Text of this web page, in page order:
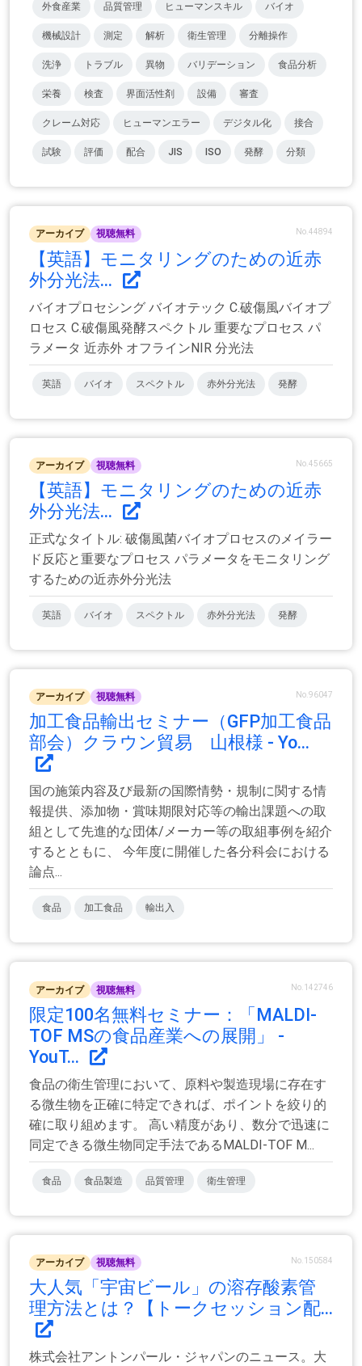
外食産業 品質管理 ヒューマンスキル バイオ
機械設計 測定 解析 衛生管理 分離操作
洗浄 トラブル 異物 バリデーション 食品分析
栄養 検査 界面活性剤 設備 審査
クレーム対応 ヒューマンエラー デジタル化 接合
試験 評価 配合 JIS ISO 発酵 分類
アーカイブ 視聴無料 No.44894
【英語】モニタリングのための近赤
外分光法...
バイオプロセシング バイオテック C.破傷風バイオプ
ロセス C.破傷風発酵スペクトル 重要なプロセス パ
ラメータ 近赤外 オフラインNIR 分光法
英語 バイオ スペクトル 赤外分光法 発酵
アーカイブ 視聴無料 No.45665
【英語】モニタリングのための近赤
外分光法...
正式なタイトル: 破傷風菌バイオプロセスのメイラー
ド反応と重要なプロセス パラメータをモニタリング
するための近赤外分光法
英語 バイオ スペクトル 赤外分光法 発酵
アーカイブ 視聴無料 No.96047
加工食品輸出セミナー（GFP加工食品
部会）クラウン貿易 山根様 - Yo...
国の施策内容及び最新の国際情勢・規制に関する情
報提供、添加物・賞味期限対応等の輸出課題への取
組として先進的な団体/メーカー等の取組事例を紹介
するとともに、 今年度に開催した各分科会における
論点...
食品 加工食品 輸出入
アーカイブ 視聴無料 No.142746
限定100名無料セミナー：「MALDI-
TOF MSの食品産業への展開」 -
YouT...
食品の衛生管理において、原料や製造現場に存在す
る微生物を正確に特定できれば、ポイントを絞り的
確に取り組めます。 高い精度があり、数分で迅速に
同定できる微生物同定手法であるMALDI-TOF M...
食品 食品製造 品質管理 衛生管理
アーカイブ 視聴無料 No.150584
大人気「宇宙ビール」の溶存酸素管
理方法とは？【トークセッション配...
株式会社アントンパール・ジャパンのニュース。大